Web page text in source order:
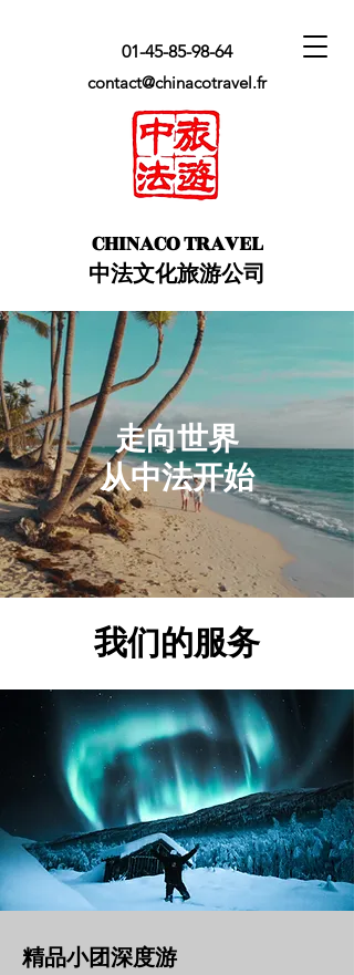
01-45-85-98-64
​CHINACO TRAVEL
中法文化旅游公司
contact@chinacotravel.fr
走向世界
​从中法开始
我们的服务
精品小团深度游